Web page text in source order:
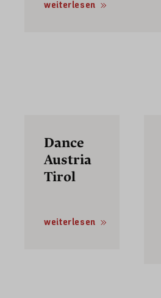
weiterlesen
Dance
Austria
Tirol
weiterlesen